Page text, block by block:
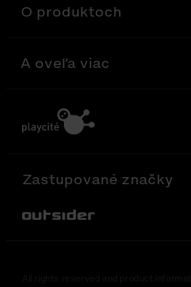
O produktoch
A oveľa viac
Zastupované značky
Out-Sider